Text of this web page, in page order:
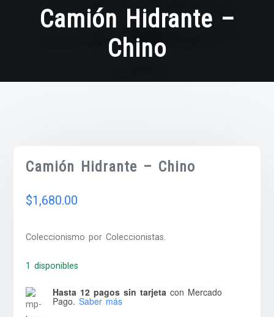
Camión Hidrante –
Chino
Camión Hidrante – Chino
$1,680.00
Coleccionismo por Coleccionistas.
1 disponibles
Hasta 12 pagos sin tarjeta con Mercado
Pago. Saber más